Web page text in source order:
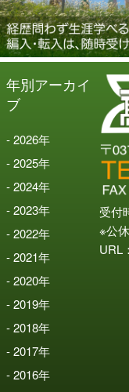
年別アーカイ
ブ
2026年
2025年
2024年
2023年
2022年
2021年
2020年
2019年
2018年
2017年
2016年
受付
※公
URL：